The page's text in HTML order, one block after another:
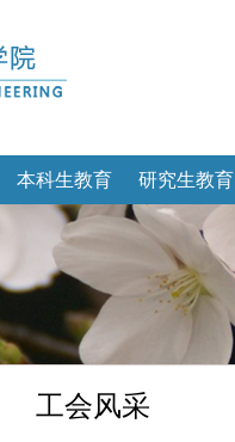
本科生教育 研究生教育
工会风采